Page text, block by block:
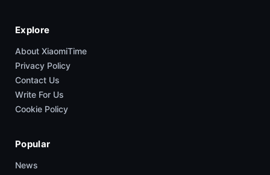
Explore
About XiaomiTime
Privacy Policy
Contact Us
Write For Us
Cookie Policy
Popular
News